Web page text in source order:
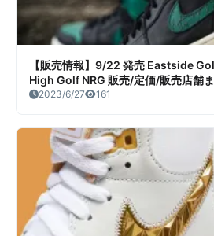
【販売情報】9/22 発売 Eastside
High Golf NRG 販売/定価/販売店舗
2023/6/27 161